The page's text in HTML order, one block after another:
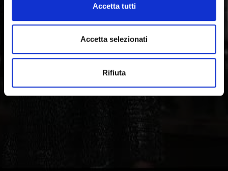
Accetta tutti
Accetta selezionati
Rifiuta